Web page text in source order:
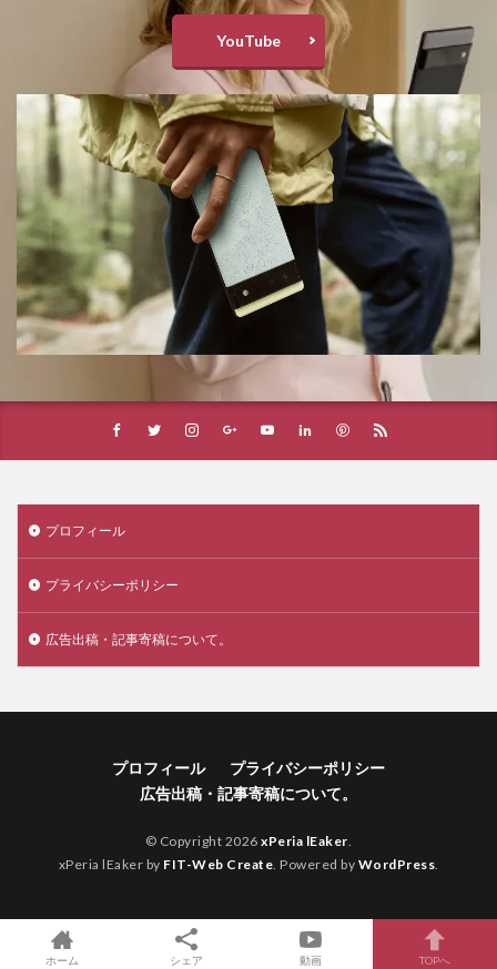
YouTube
プロフィール
プライバシーポリシー
広告出稿・記事寄稿について。
プロフィール
プライバシーポリシー
広告出稿・記事寄稿について。
© Copyright 2026xPeria lEaker.
xPeria lEaker by FIT-Web Create. Powered by WordPress.
ホーム シェア 動画 TOPへ